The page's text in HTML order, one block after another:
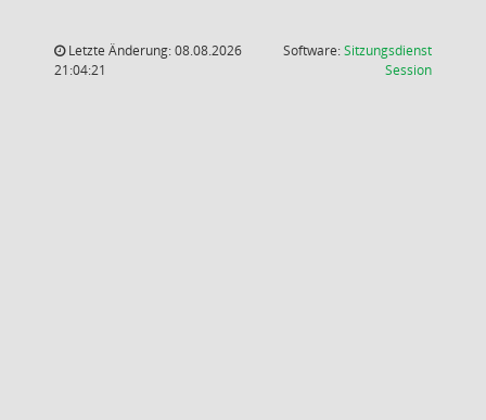
Letzte Änderung: 08.08.2026
21:04:21
Software:Sitzungsdienst
Session(Wird in